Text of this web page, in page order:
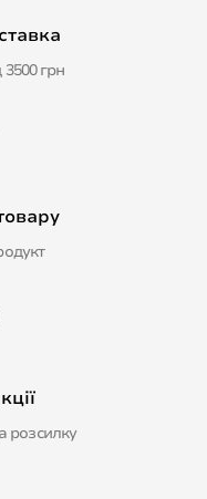
грн
розсилку